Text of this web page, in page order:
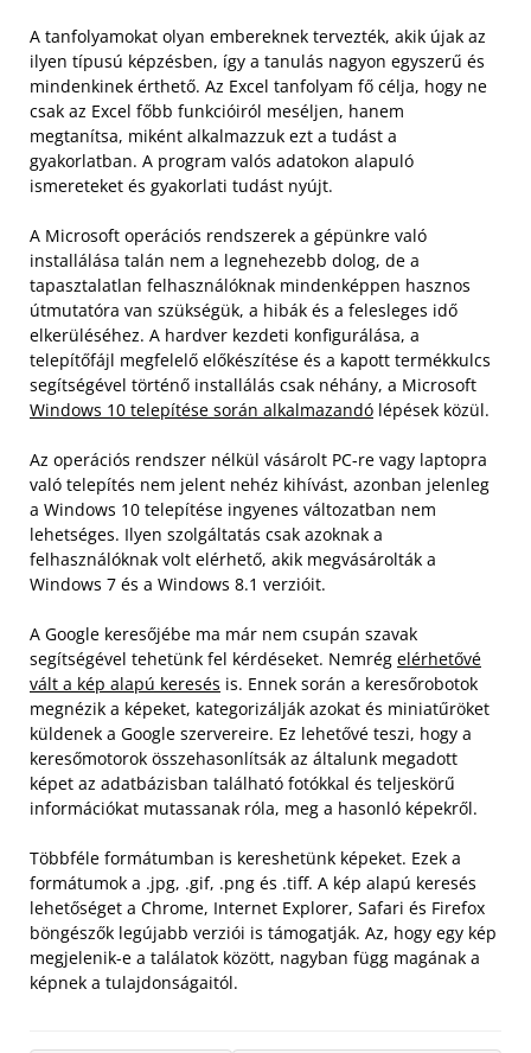
A tanfolyamokat olyan embereknek tervezték, akik újak az
ilyen típusú képzésben, így a tanulás nagyon egyszerű és
mindenkinek érthető. Az Excel tanfolyam fő célja, hogy ne
csak az Excel főbb funkcióiról meséljen, hanem
megtanítsa, miként alkalmazzuk ezt a tudást a
gyakorlatban. A program valós adatokon alapuló
ismereteket és gyakorlati tudást nyújt.
A Microsoft operációs rendszerek a gépünkre való
installálása talán nem a legnehezebb dolog, de a
tapasztalatlan felhasználóknak mindenképpen hasznos
útmutatóra van szükségük, a hibák és a felesleges idő
elkerüléséhez. A hardver kezdeti konfigurálása, a
telepítőfájl megfelelő előkészítése és a kapott termékkulcs
segítségével történő installálás csak néhány, a Microsoft
Windows 10 telepítése során alkalmazandó lépések közül.
Az operációs rendszer nélkül vásárolt PC-re vagy laptopra
való telepítés nem jelent nehéz kihívást, azonban jelenleg
a Windows 10 telepítése ingyenes változatban nem
lehetséges. Ilyen szolgáltatás csak azoknak a
felhasználóknak volt elérhető, akik megvásárolták a
Windows 7 és a Windows 8.1 verzióit.
A Google keresőjébe ma már nem csupán szavak
segítségével tehetünk fel kérdéseket. Nemrég elérhetővé
vált a kép alapú keresés is. Ennek során a keresőrobotok
megnézik a képeket, kategorizálják azokat és miniatűröket
küldenek a Google szervereire. Ez lehetővé teszi, hogy a
keresőmotorok összehasonlítsák az általunk megadott
képet az adatbázisban található fotókkal és teljeskörű
információkat mutassanak róla, meg a hasonló képekről.
Többféle formátumban is kereshetünk képeket. Ezek a
formátumok a .jpg, .gif, .png és .tiff. A kép alapú keresés
lehetőséget a Chrome, Internet Explorer, Safari és Firefox
böngészők legújabb verziói is támogatják. Az, hogy egy kép
megjelenik-e a találatok között, nagyban függ magának a
képnek a tulajdonságaitól.